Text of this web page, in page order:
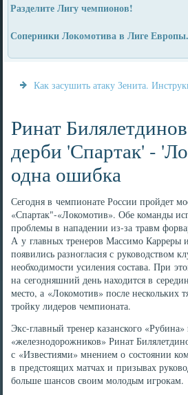
Разделите Лигу чемпионов!
Соперники Локомотива в Лиге
Как засушить атаку Зенита.
Ринат
дерби 'Спартак' -
одна ошибка
Сегодня в чемпионате России пройдет
«Спартак"-«Локомотив». Обе команды
проблемы в нападении из-за травм
А у главных тренеров Массимо
появились разногласия с руководством
необходимости усиления состава. При
на сегодняшний день находится в
место, а «Локомотив» после нескольких
тройку лидеров чемпионата.
Экс-главный тренер казанского
«железнодорожников» Ринат
с «Известиями» мнением о состоянии
в предстоящих матчах и призывах
больше шансов своим молодым игрокам.